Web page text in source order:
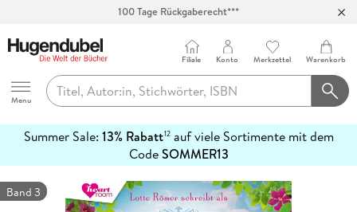
Abholung in über 100 Filialen
Hugendubel
Menu
Filiale Konto Merkzettel Warenkorb
Summer Sale: 13% Rabatt12auf viele Sortimente mit dem
CodeSOMMER13
erfahren
Band 3